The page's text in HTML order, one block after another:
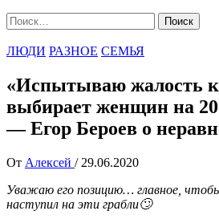
Найти:
ЛЮДИ РАЗНОЕ СЕМЬЯ
«Испытываю жалость к
выбирает женщин на
— Егор Бероев о
От Алексей / 29.06.2020
Уважаю его позицию… главное,
наступил на эти грабли🙄